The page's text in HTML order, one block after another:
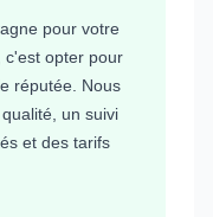
pour votre
c'est opter pour
réputée. Nous
un suivi
et des tarifs